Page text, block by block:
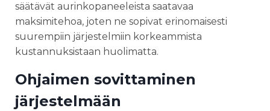
säätävät aurinkopaneeleista saatavaa
maksimitehoa, joten ne sopivat erinomaisesti
suurempiin järjestelmiin korkeammista
kustannuksistaan huolimatta.
Ohjaimen sovittaminen
järjestelmään